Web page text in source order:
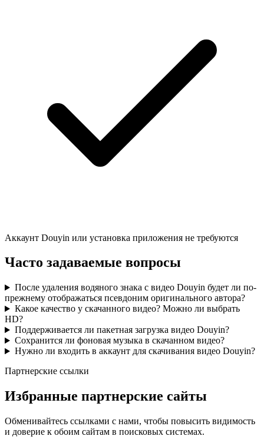
Аккаунт Douyin или установка приложения не требуются
Часто задаваемые вопросы
После удаления водяного знака с видео Douyin будет ли по-
прежнему отображаться псевдоним оригинального автора?
Какое качество у скачанного видео? Можно ли выбрать
HD?
Поддерживается ли пакетная загрузка видео Douyin?
Сохранится ли фоновая музыка в скачанном видео?
Нужно ли входить в аккаунт для скачивания видео Douyin?
Партнерские ссылки
Избранные партнерские сайты
Обменивайтесь ссылками с нами, чтобы повысить видимость
и доверие к обоим сайтам в поисковых системах.